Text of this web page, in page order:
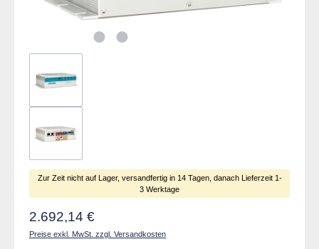
Zur Zeit nicht auf Lager, versandfertig in 14 Tagen, danach Lieferzeit 1-
3 Werktage
Regulärer Preis:
2.692,14 €
Preise exkl. MwSt. zzgl. Versandkosten